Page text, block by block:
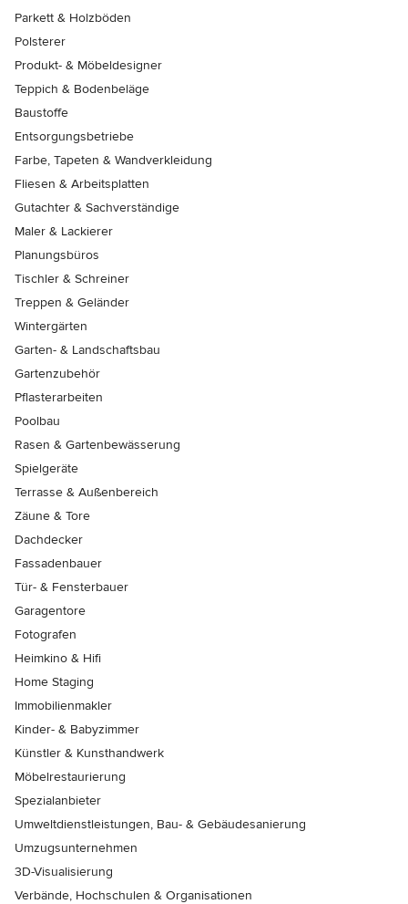
Parkett & Holzböden
Polsterer
Produkt- & Möbeldesigner
Teppich & Bodenbeläge
Baustoffe
Entsorgungsbetriebe
Farbe, Tapeten & Wandverkleidung
Fliesen & Arbeitsplatten
Gutachter & Sachverständige
Maler & Lackierer
Planungsbüros
Tischler & Schreiner
Treppen & Geländer
Wintergärten
Garten- & Landschaftsbau
Gartenzubehör
Pflasterarbeiten
Poolbau
Rasen & Gartenbewässerung
Spielgeräte
Terrasse & Außenbereich
Zäune & Tore
Dachdecker
Fassadenbauer
Tür- & Fensterbauer
Garagentore
Fotografen
Heimkino & Hifi
Home Staging
Immobilienmakler
Kinder- & Babyzimmer
Künstler & Kunsthandwerk
Möbelrestaurierung
Spezialanbieter
Umweltdienstleistungen, Bau- & Gebäudesanierung
Umzugsunternehmen
3D-Visualisierung
Verbände, Hochschulen & Organisationen